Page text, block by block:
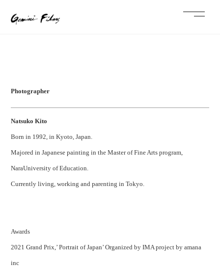
Photographer
Natsuko Kito
Born in 1992, in Kyoto, Japan.
Majored in Japanese painting in the Master of Fine Arts program,
NaraUniversity of Education.
Currently living, working and parenting in Tokyo.
Awards
2021 Grand Prix,’ Portrait of Japan’ Organized by IMA project by amana
inc